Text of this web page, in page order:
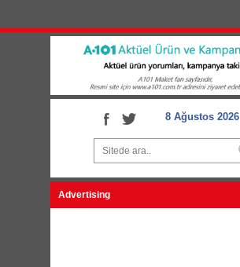
8 Ağustos 2026
Advertising